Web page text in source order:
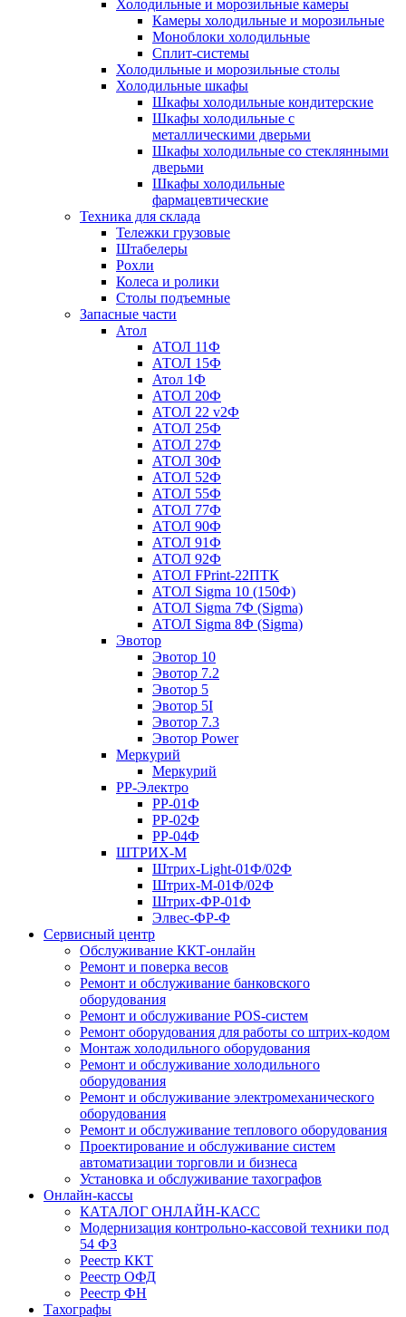
Холодильные и морозильные камеры
Камеры холодильные и морозильные
Моноблоки холодильные
Сплит-системы
Холодильные и морозильные столы
Холодильные шкафы
Шкафы холодильные кондитерские
Шкафы холодильные с
металлическими дверьми
Шкафы холодильные со стеклянными
дверьми
Шкафы холодильные
фармацевтические
Техника для склада
Тележки грузовые
Штабелеры
Рохли
Колеса и ролики
Столы подъемные
Запасные части
Атол
АТОЛ 11Ф
АТОЛ 15Ф
Атол 1Ф
АТОЛ 20Ф
АТОЛ 22 v2Ф
АТОЛ 25Ф
АТОЛ 27Ф
АТОЛ 30Ф
АТОЛ 52Ф
АТОЛ 55Ф
АТОЛ 77Ф
АТОЛ 90Ф
АТОЛ 91Ф
АТОЛ 92Ф
АТОЛ FPrint-22ПТК
АТОЛ Sigma 10 (150Ф)
АТОЛ Sigma 7Ф (Sigma)
АТОЛ Sigma 8Ф (Sigma)
Эвотор
Эвотор 10
Эвотор 7.2
Эвотор 5
Эвотор 5I
Эвотор 7.3
Эвотор Power
Меркурий
Меркурий
РР-Электро
РР-01Ф
РР-02Ф
РР-04Ф
ШТРИХ-М
Штрих-Light-01Ф/02Ф
Штрих-М-01Ф/02Ф
Штрих-ФР-01Ф
Элвес-ФР-Ф
Сервисный центр
Обслуживание ККТ-онлайн
Ремонт и поверка весов
Ремонт и обслуживание банковского
оборудования
Ремонт и обслуживание POS-систем
Ремонт оборудования для работы со штрих-кодом
Монтаж холодильного оборудования
Ремонт и обслуживание холодильного
оборудования
Ремонт и обслуживание электромеханического
оборудования
Ремонт и обслуживание теплового оборудования
Проектирование и обслуживание систем
автоматизации торговли и бизнеса
Установка и обслуживание тахографов
Онлайн-кассы
КАТАЛОГ ОНЛАЙН-КАСС
Модернизация контрольно-кассовой техники под
54 ФЗ
Реестр ККТ
Реестр ОФД
Реестр ФН
Тахографы